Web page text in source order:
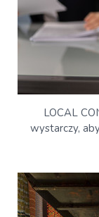
LOCAL
wystarczy,